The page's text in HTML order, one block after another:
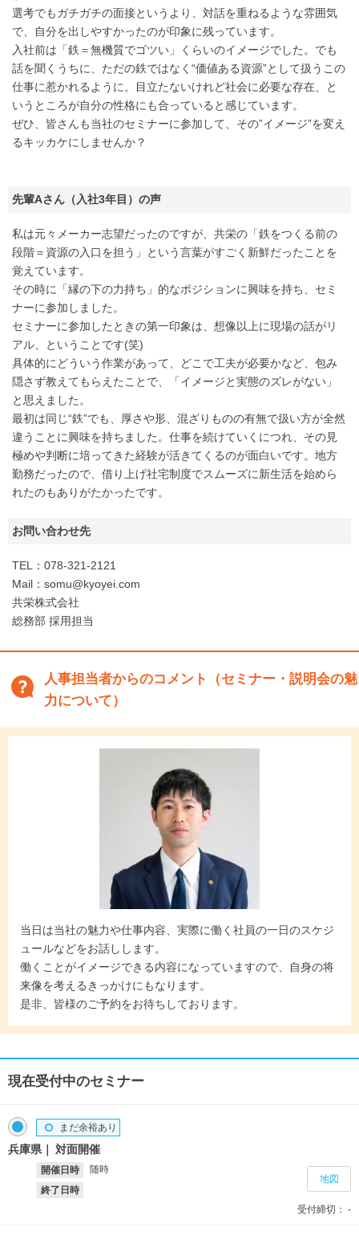
選考でもガチガチの面接というより、対話を重ねるような雰囲気
で、自分を出しやすかったのが印象に残っています。
入社前は「鉄＝無機質でゴツい」くらいのイメージでした。でも
話を聞くうちに、ただの鉄ではなく“価値ある資源”として扱うこの
仕事に惹かれるように。目立たないけれど社会に必要な存在、と
いうところが自分の性格にも合っていると感じています。
ぜひ、皆さんも当社のセミナーに参加して、その”イメージ”を変え
るキッカケにしませんか？
先輩Aさん（入社3年目）の声
私は元々メーカー志望だったのですが、共栄の「鉄をつくる前の
段階＝資源の入口を担う」という言葉がすごく新鮮だったことを
覚えています。
その時に「縁の下の力持ち」的なポジションに興味を持ち、セミ
ナーに参加しました。
セミナーに参加したときの第一印象は、想像以上に現場の話がリ
アル、ということです(笑)
具体的にどういう作業があって、どこで工夫が必要かなど、包み
隠さず教えてもらえたことで、「イメージと実態のズレがない」
と思えました。
最初は同じ“鉄”でも、厚さや形、混ざりものの有無で扱い方が全然
違うことに興味を持ちました。仕事を続けていくにつれ、その見
極めや判断に培ってきた経験が活きてくるのが面白いです。地方
勤務だったので、借り上げ社宅制度でスムーズに新生活を始めら
れたのもありがたかったです。
お問い合わせ先
TEL：078-321-2121
Mail：somu@kyoyei.com
共栄株式会社
総務部 採用担当
人事担当者からのコメント（セミナー・説明会の魅
力について）
当日は当社の魅力や仕事内容、実際に働く社員の一日のスケジ
ュールなどをお話しします。
働くことがイメージできる内容になっていますので、自身の将
来像を考えるきっかけにもなります。
是非、皆様のご予約をお待ちしております。
現在受付中のセミナー
兵庫県 対面開催
開催日時
随時
終了日時
まだ余裕あり
受付締切： -
地図